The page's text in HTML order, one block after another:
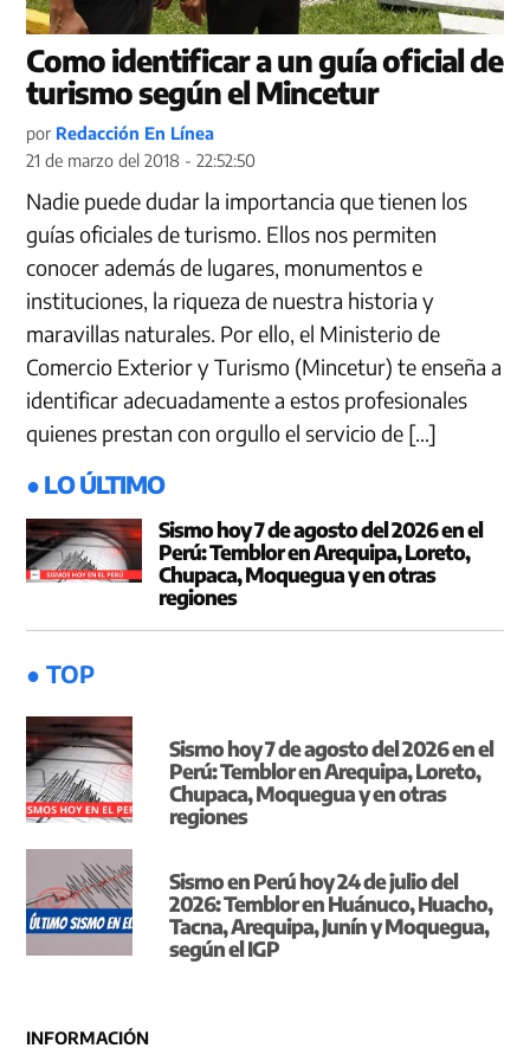
Como identificar a un guía oficial de
turismo según el Mincetur
por Redacción En Línea
21 de marzo del 2018 - 22:52:50
Nadie puede dudar la importancia que tienen los
guías oficiales de turismo. Ellos nos permiten
conocer además de lugares, monumentos e
instituciones, la riqueza de nuestra historia y
maravillas naturales. Por ello, el Ministerio de
Comercio Exterior y Turismo (Mincetur) te enseña a
identificar adecuadamente a estos profesionales
quienes prestan con orgullo el servicio de […]
● LO ÚLTIMO
Sismo hoy 7 de agosto del 2026 en el
Perú: Temblor en Arequipa, Loreto,
Chupaca, Moquegua y en otras
regiones
● TOP
Sismo hoy 7 de agosto del 2026 en el
Perú: Temblor en Arequipa, Loreto,
Chupaca, Moquegua y en otras
regiones
Sismo en Perú hoy 24 de julio del
2026: Temblor en Huánuco, Huacho,
Tacna, Arequipa, Junín y Moquegua,
según el IGP
INFORMACIÓN